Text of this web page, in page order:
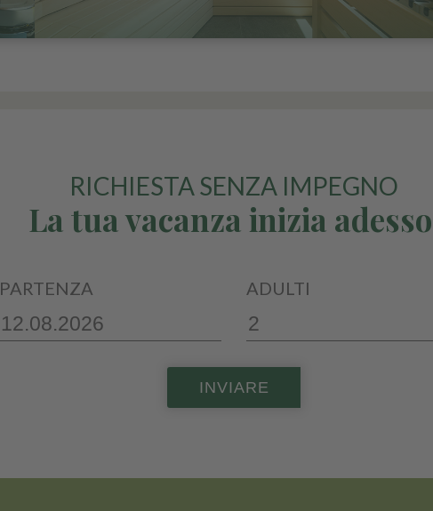
RICHIESTA SENZA IMPEGNO
La tua vacanza inizia
PARTENZA ADULTI
INVIARE